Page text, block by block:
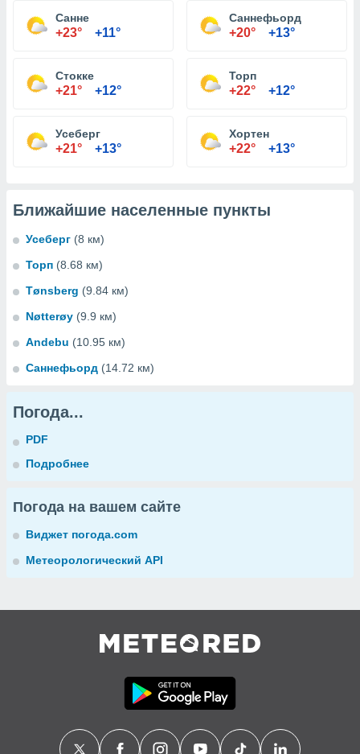
Санне
+23° +11°
Саннефьорд
+20° +13°
Стокке
+21° +12°
Торп
+22° +12°
Усеберг
+21° +13°
Хортен
+22° +13°
Ближайшие населенные пункты
Усеберг (8 км)
Торп (8.68 км)
Tønsberg (9.84 км)
Nøtterøy (9.9 км)
Andebu (10.95 км)
Саннефьорд (14.72 км)
Погода...
PDF
Подробнее
Погода на вашем сайте
Виджет погода.com
Метеорологический API